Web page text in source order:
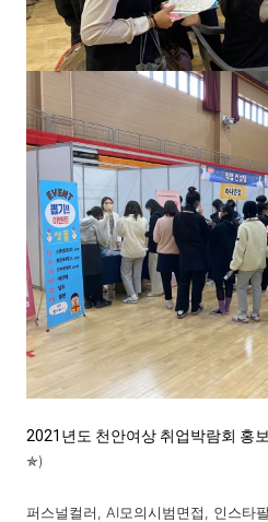
2021년도 천안여상 취업박람회 홍
✯)
퍼스널컬러, AI모의시범면접, 인스타